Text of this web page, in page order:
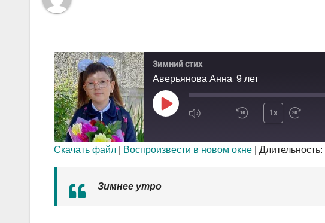
Зимний стих
Аверьянова Анна. 9 лет
Play
1x
Скачать файл Воспроизвести в новом окне
Зимнее утро